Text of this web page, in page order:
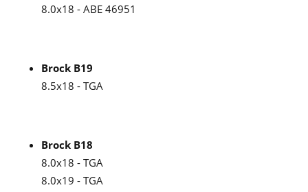
8.0x18 - ABE 46951
Brock B19
8.5x18 - TGA
Brock B18
8.0x18 - TGA
8.0x19 - TGA